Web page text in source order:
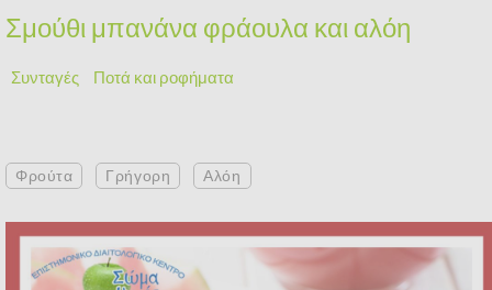
Σμούθι μπανάνα φράουλα και αλόη
Συνταγές Ποτά και ροφήματα
Φρούτα Γρήγορη Αλόη